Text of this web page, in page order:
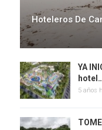
Hoteleros De
YA
5 años